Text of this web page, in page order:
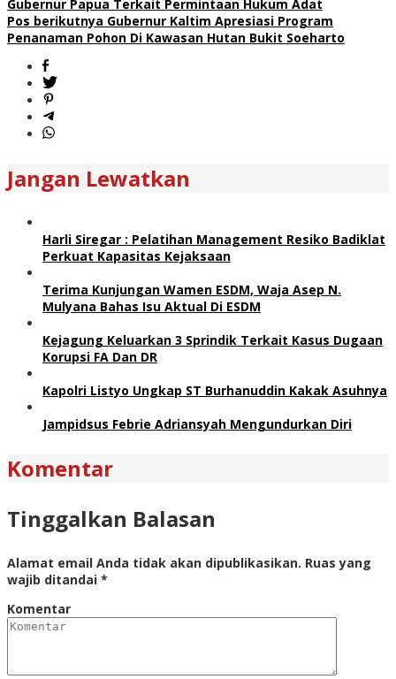
Gubernur Papua Terkait Permintaan Hukum Adat
Pos berikutnya Gubernur Kaltim Apresiasi Program
Penanaman Pohon Di Kawasan Hutan Bukit Soeharto
Jangan Lewatkan
Harli Siregar : Pelatihan Management Resiko Badiklat
Perkuat Kapasitas Kejaksaan
Terima Kunjungan Wamen ESDM, Waja Asep N.
Mulyana Bahas Isu Aktual Di ESDM
Kejagung Keluarkan 3 Sprindik Terkait Kasus Dugaan
Korupsi FA Dan DR
Kapolri Listyo Ungkap ST Burhanuddin Kakak Asuhnya
Jampidsus Febrie Adriansyah Mengundurkan Diri
Komentar
Tinggalkan Balasan
Alamat email Anda tidak akan dipublikasikan. Ruas yang
wajib ditandai *
Komentar